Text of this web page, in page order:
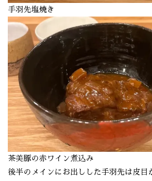
手羽先塩焼き
茶美豚の赤ワイン煮込み
後半のメインにお出しした手羽先は皮目